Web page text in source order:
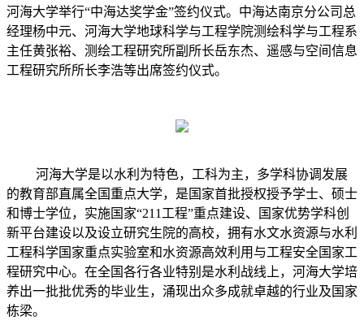
河海大学举行“中海达奖学金”签约仪式。中海达南京分公司总
经理杨中元、河海大学地球科学与工程学院测绘科学与工程系
主任黄张裕、测绘工程研究所副所长岳东杰、遥感与空间信息
工程研究所所长李浩等出席签约仪式。
河海大学是以水利为特色，工科为主，多学科协调发展
的教育部直属全国重点大学，是国家首批授权授予学士、硕士
和博士学位，实施国家“211工程”重点建设、国家优势学科创
新平台建设以及设立研究生院的高校，拥有水文水资源与水利
工程科学国家重点实验室和水资源高效利用与工程安全国家工
程研究中心。在全国各行各业特别是水利战线上，河海大学培
养出一批批优秀的毕业生，涌现出众多成就卓越的行业及国家
栋梁。